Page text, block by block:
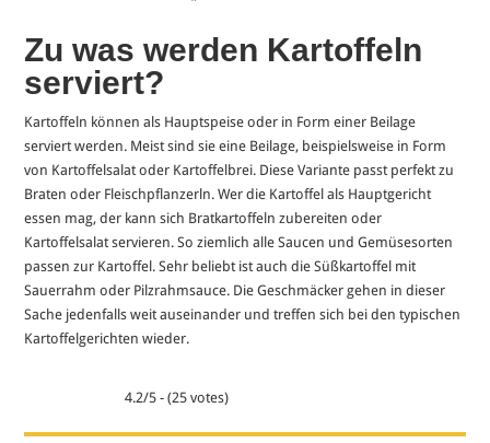
Zu was werden Kartoffeln
serviert?
Kartoffeln können als Hauptspeise oder in Form einer Beilage
serviert werden. Meist sind sie eine Beilage, beispielsweise in Form
von Kartoffelsalat oder Kartoffelbrei. Diese Variante passt perfekt zu
Braten oder Fleischpflanzerln. Wer die Kartoffel als Hauptgericht
essen mag, der kann sich Bratkartoffeln zubereiten oder
Kartoffelsalat servieren. So ziemlich alle Saucen und Gemüsesorten
passen zur Kartoffel. Sehr beliebt ist auch die Süßkartoffel mit
Sauerrahm oder Pilzrahmsauce. Die Geschmäcker gehen in dieser
Sache jedenfalls weit auseinander und treffen sich bei den typischen
Kartoffelgerichten wieder.
4.2/5 - (25 votes)